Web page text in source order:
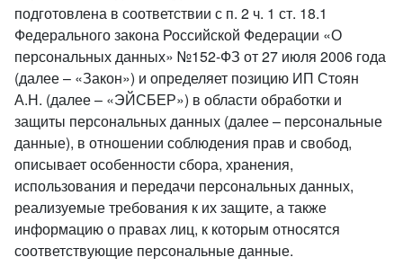
подготовлена в соответствии с п. 2 ч. 1 ст. 18.1
Федерального закона Российской Федерации «О
персональных данных» №152-ФЗ от 27 июля 2006 года
(далее – «Закон») и определяет позицию ИП Стоян
А.Н. (далее – «ЭЙСБЕР») в области обработки и
защиты персональных данных (далее – персональные
данные), в отношении соблюдения прав и свобод,
описывает особенности сбора, хранения,
использования и передачи персональных данных,
реализуемые требования к их защите, а также
информацию о правах лиц, к которым относятся
соответствующие персональные данные.